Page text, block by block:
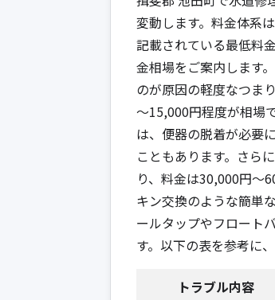
変動します。料金体系
記載されている最低料
金相場をご案内します
のが原因の軽度なつま
～15,000円程度が相場
は、便器の脱着が必要
こともあります。さら
り、料金は30,000円～
キン交換のような簡単
ールタップやフロート
す。以下の表を参考に
トラブル内容